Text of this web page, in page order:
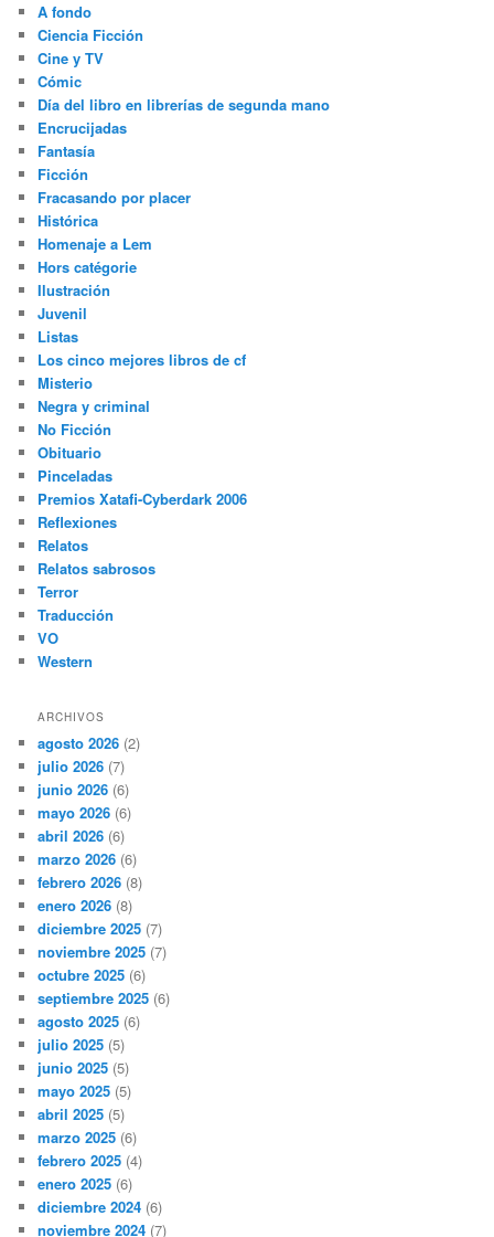
A fondo
Ciencia Ficción
Cine y TV
Cómic
Día del libro en librerías de segunda mano
Encrucijadas
Fantasía
Ficción
Fracasando por placer
Histórica
Homenaje a Lem
Hors catégorie
Ilustración
Juvenil
Listas
Los cinco mejores libros de cf
Misterio
Negra y criminal
No Ficción
Obituario
Pinceladas
Premios Xatafi-Cyberdark 2006
Reflexiones
Relatos
Relatos sabrosos
Terror
Traducción
VO
Western
ARCHIVOS
agosto 2026 (2)
julio 2026 (7)
junio 2026 (6)
mayo 2026 (6)
abril 2026 (6)
marzo 2026 (6)
febrero 2026 (8)
enero 2026 (8)
diciembre 2025 (7)
noviembre 2025 (7)
octubre 2025 (6)
septiembre 2025 (6)
agosto 2025 (6)
julio 2025 (5)
junio 2025 (5)
mayo 2025 (5)
abril 2025 (5)
marzo 2025 (6)
febrero 2025 (4)
enero 2025 (6)
diciembre 2024 (6)
noviembre 2024 (7)